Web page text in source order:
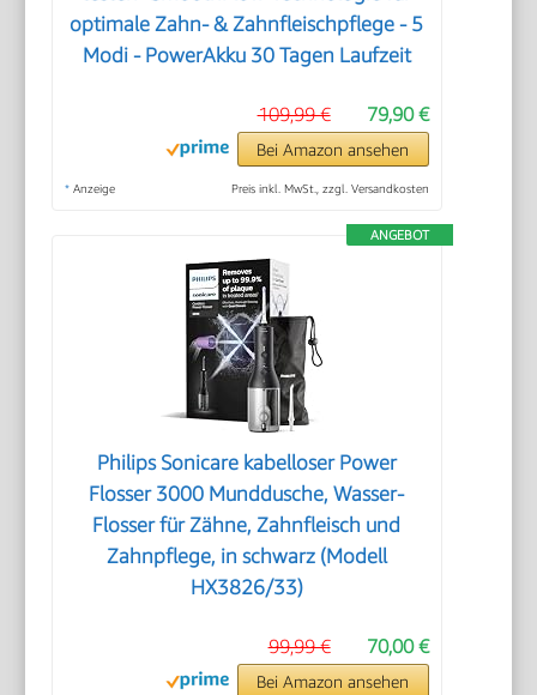
optimale Zahn- & Zahnfleischpflege - 5
Modi - PowerAkku 30 Tagen Laufzeit
79,90 €
109,99 €
Bei Amazon ansehen
* Anzeige Preis inkl. MwSt., zzgl. Versandkosten
ANGEBOT
Philips Sonicare kabelloser Power
Flosser 3000 Munddusche, Wasser-
Flosser für Zähne, Zahnfleisch und
Zahnpflege, in schwarz (Modell
HX3826/33)
70,00 €
99,99 €
Bei Amazon ansehen